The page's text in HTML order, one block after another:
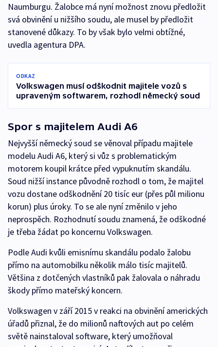
Naumburgu. Žalobce má nyní možnost znovu předložit
svá obvinění u nižšího soudu, ale musel by předložit
stanovené důkazy. To by však bylo velmi obtížné,
uvedla agentura DPA.
ODKAZ
Volkswagen musí odškodnit majitele vozů s
upraveným softwarem, rozhodl německý soud
Spor s majitelem Audi A6
Nejvyšší německý soud se věnoval případu majitele
modelu Audi A6, který si vůz s problematickým
motorem koupil krátce před vypuknutím skandálu.
Soud nižší instance původně rozhodl o tom, že majitel
vozu dostane odškodnění 20 tisíc eur (přes půl milionu
korun) plus úroky. To se ale nyní změnilo v jeho
neprospěch. Rozhodnutí soudu znamená, že odškodné
je třeba žádat po koncernu Volkswagen.
Podle Audi kvůli emisnímu skandálu podalo žalobu
přímo na automobilku několik málo tisíc majitelů.
Většina z dotčených vlastníků pak žalovala o náhradu
škody přímo mateřský koncern.
Volkswagen v září 2015 v reakci na obvinění amerických
úřadů přiznal, že do milionů naftových aut po celém
světě nainstaloval software, který umožňoval